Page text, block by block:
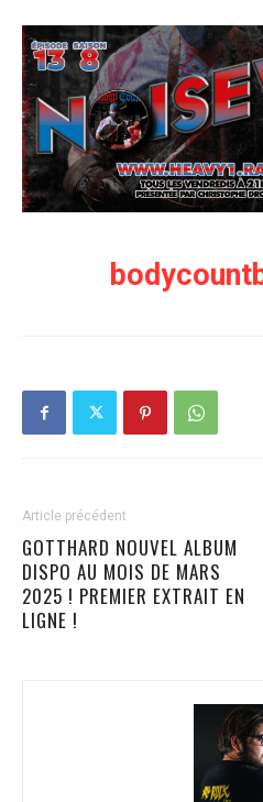
Article précédent
GOTTHARD NOUVEL ALBUM
DISPO AU MOIS DE MARS
2025 ! PREMIER EXTRAIT EN
LIGNE !